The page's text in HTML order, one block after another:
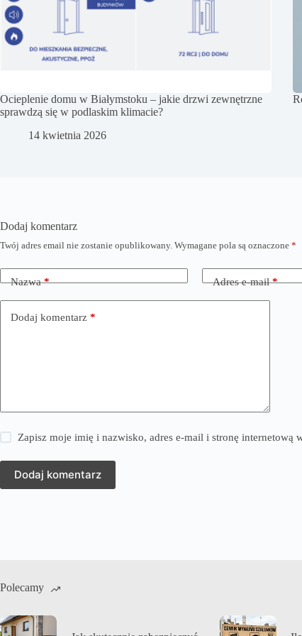
Ocieplenie domu w Białymstoku – jakie drzwi zewnętrzne
sprawdzą się w podlaskim klimacie?
14 kwietnia 2026
Dodaj komentarz
Twój adres email nie zostanie opublikowany. Wymagane pola są oznaczone *
Nazwa* Adres e-mail*
Dodaj komentarz *
Zapisz moje imię i nazwisko, adres e-mail i stronę internetową
Dodaj komentarz
Polecamy